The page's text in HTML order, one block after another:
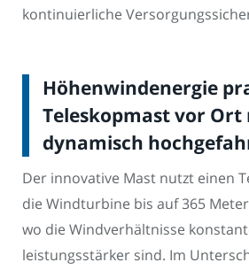
kontinuierliche
Höhenwindenergie
Teleskopmast vor
dynamisch
Der innovative Mast nutzt einen
die Windturbine bis auf 365
wo die Windverhältnisse
leistungsstärker sind. Im